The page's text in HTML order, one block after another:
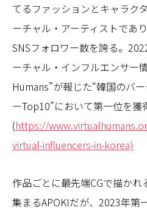
てるファッションとキャラク
ーチャル・アーティストであ
SNSフォロワー数を誇る。
ーチャル・インフルエンサー
Humans”が報じた“韓国のバ
ーTop10”において第一位を獲
(https://
virtual-influencers-in-korea)
作品ごとに最先端CGで描か
集まるAPOKIだが、2023年第